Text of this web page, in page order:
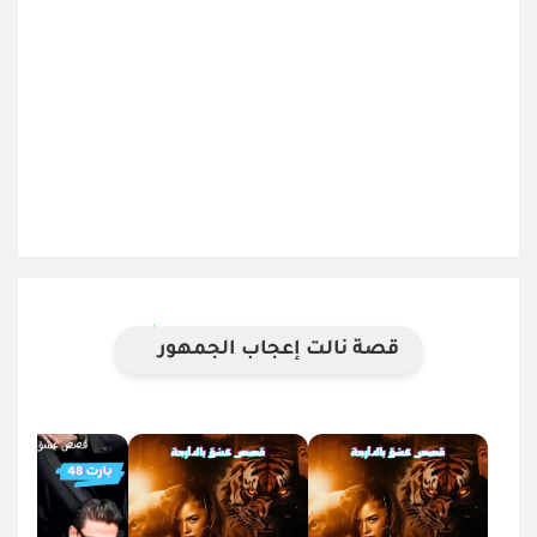
قصة نالت إعجاب الجمهور